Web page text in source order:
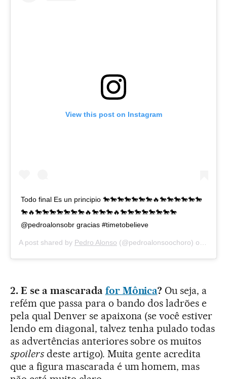
View this post on Instagram
Todo final Es un principio 🐎🐎🐎🐎🐎🐎🐎🔥🐎🐎🐎🐎🐎🐎
🐎🔥🐎🐎🐎🐎🐎🐎🐎🔥🐎🐎🐎🔥🐎🐎🐎🐎🐎🐎🐎🐎
@pedroalonsobr gracias #timetobelieve
A post shared by Pedro Alonso (@pedroalonsoochoro) on
2. E se a mascarada for Mônica? Ou seja, a
refém que passa para o bando dos ladrões e
pela qual Denver se apaixona (se você estiver
lendo em diagonal, talvez tenha pulado todas
as advertências anteriores sobre os muitos
spoilersdeste artigo). Muita gente acredita
que a figura mascarada é um homem, mas